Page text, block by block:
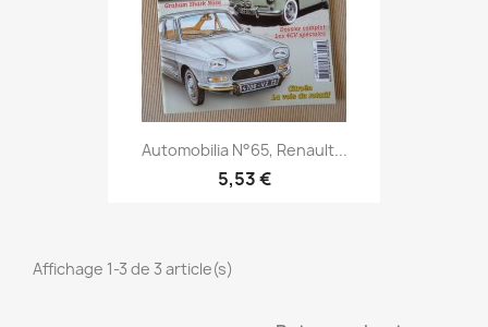
Automobilia N°65, Renault...
5,53 €
Affichage 1-3 de 3 article(s)